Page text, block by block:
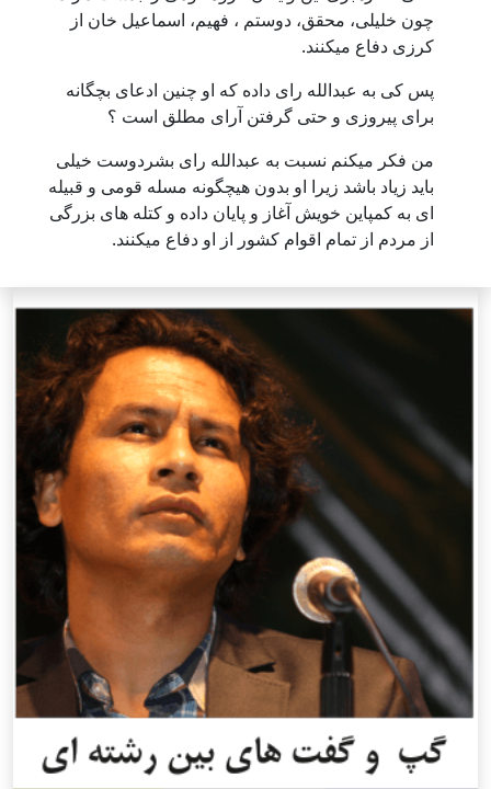
چون خلیلی، محقق، دوستم ، فهیم، اسماعیل خان از
کرزی دفاع میکنند.
پس کی به عبدالله رای داده که او چنین ادعای بچگانه
برای پیروزی و حتی گرفتن آرای مطلق است ؟
من فکر میکنم نسبت به عبدالله رای بشردوست خیلی
باید زیاد باشد زیرا او بدون هیچگونه مسله قومی و قبیله
ای به کمپاین خویش آغاز و پایان داده و کتله های بزرگی
از مردم از تمام اقوام کشور از او دفاع میکنند.